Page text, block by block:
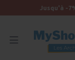
Jusqu'à -